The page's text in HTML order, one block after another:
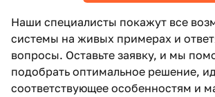
Наши специалисты покажут все
системы на живых примерах и
вопросы. Оставьте заявку, и мы
подобрать оптимальное решение,
соответствующее особенностям и